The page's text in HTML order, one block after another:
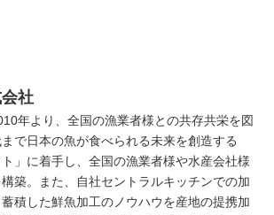
社
年より、全国の漁業者様との共存共栄を図
で日本の魚が食べられる未来を創造する
ト」に着手し、全国の漁業者様や水産会社様
築。また、自社セントラルキッチンでの加
積した鮮魚加工のノウハウを産地の提携加